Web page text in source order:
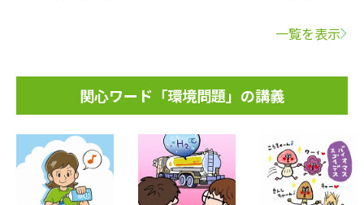
一覧を表示
関心ワード「環境問題」の講義